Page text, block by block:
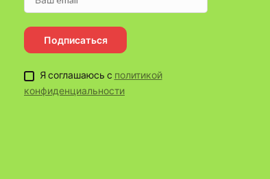
Подписаться
Я соглашаюсь с политикой
конфиденциальности